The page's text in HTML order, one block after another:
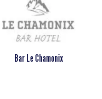
Bar Le Chamonix